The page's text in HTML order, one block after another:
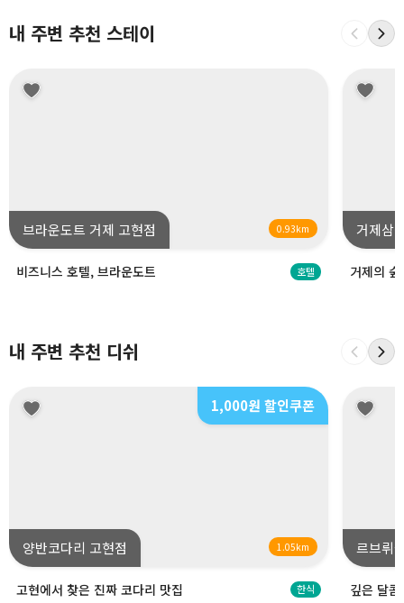
내 주변 추천 스테이
브라운도트 거제 고현점 0.93km
비즈니스 호텔, 브라운도트 호텔
거제삼
거제의
내 주변 추천 디쉬
1,000원 할인쿠폰
양반코다리 고현점 1.05km
고현에서 찾은 진짜 코다리 맛집 한식
르브뤼
깊은 달